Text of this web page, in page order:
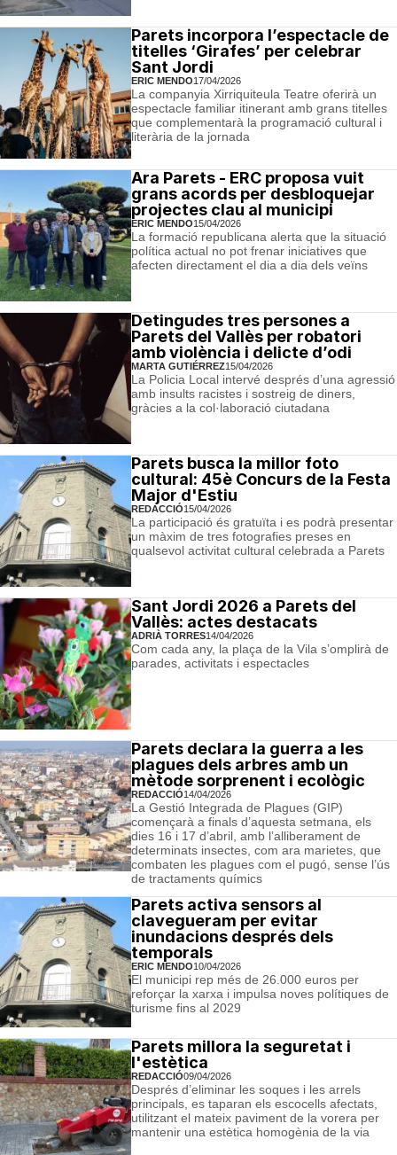
Parets incorpora l’espectacle de
titelles ‘Girafes’ per celebrar
Sant Jordi
ERIC MENDO17/04/2026
La companyia Xirriquiteula Teatre oferirà un
espectacle familiar itinerant amb grans titelles
que complementarà la programació cultural i
literària de la jornada
Ara Parets - ERC proposa vuit
grans acords per desbloquejar
projectes clau al municipi
ERIC MENDO15/04/2026
La formació republicana alerta que la situació
política actual no pot frenar iniciatives que
afecten directament el dia a dia dels veïns
Detingudes tres persones a
Parets del Vallès per robatori
amb violència i delicte d’odi
MARTA GUTIÉRREZ15/04/2026
La Policia Local intervé després d’una agressió
amb insults racistes i sostreig de diners,
gràcies a la col·laboració ciutadana
Parets busca la millor foto
cultural: 45è Concurs de la Festa
Major d'Estiu
REDACCIÓ15/04/2026
La participació és gratuïta i es podrà presentar
un màxim de tres fotografies preses en
qualsevol activitat cultural celebrada a Parets
Sant Jordi 2026 a Parets del
Vallès: actes destacats
ADRIÀ TORRES14/04/2026
Com cada any, la plaça de la Vila s’omplirà de
parades, activitats i espectacles
Parets declara la guerra a les
plagues dels arbres amb un
mètode sorprenent i ecològic
REDACCIÓ14/04/2026
La Gestió Integrada de Plagues (GIP)
començarà a finals d’aquesta setmana, els
dies 16 i 17 d’abril, amb l’alliberament de
determinats insectes, com ara marietes, que
combaten les plagues com el pugó, sense l’ús
de tractaments químics
Parets activa sensors al
clavegueram per evitar
inundacions després dels
temporals
ERIC MENDO10/04/2026
El municipi rep més de 26.000 euros per
reforçar la xarxa i impulsa noves polítiques de
turisme fins al 2029
Parets millora la seguretat i
l'estètica
REDACCIÓ09/04/2026
Després d’eliminar les soques i les arrels
principals, es taparan els escocells afectats,
utilitzant el mateix paviment de la vorera per
mantenir una estètica homogènia de la via